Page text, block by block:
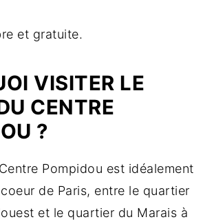
et gratuite.
VISITER LE
CENTRE
?
Pompidou est idéalement
de Paris, entre le quartier
et le quartier du Marais à